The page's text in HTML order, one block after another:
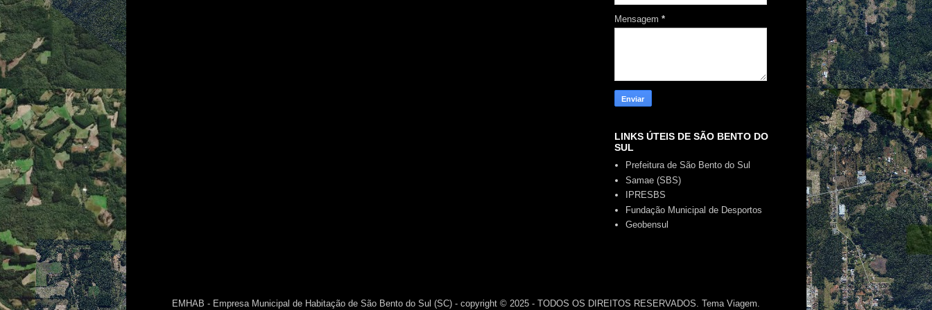
Mensagem *
LINKS ÚTEIS DE SÃO BENTO DO
SUL
Prefeitura de São Bento do Sul
Samae (SBS)
IPRESBS
Fundação Municipal de Desportos
Geobensul
EMHAB - Empresa Municipal de Habitação de São Bento do Sul (SC) - copyright © 2025 - TODOS OS DIREITOS RESERVADOS. Tema Viagem.